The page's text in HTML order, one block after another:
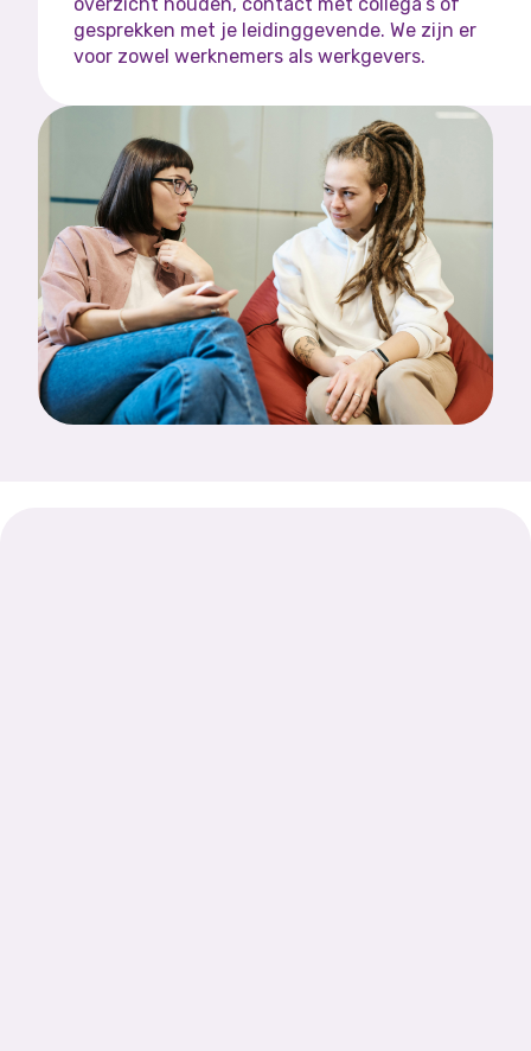
gesprekken met je leidinggevende. We zijn er
voor zowel werknemers als werkgevers.